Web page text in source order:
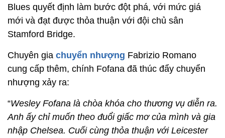
Blues quyết định làm bước đột phá, với mức giá
mới và đạt được thỏa thuận với đội chủ sân
Stamford Bridge.
Chuyên gia chuyển nhượng Fabrizio Romano
cung cấp thêm, chính Fofana đã thúc đẩy chuyển
nhượng xảy ra:
“Wesley Fofana là chòa khóa cho thương vụ diễn ra.
Anh ấy chỉ muốn theo đuổi giấc mơ của mình và gia
nhập Chelsea. Cuối cùng thỏa thuận với Leicester